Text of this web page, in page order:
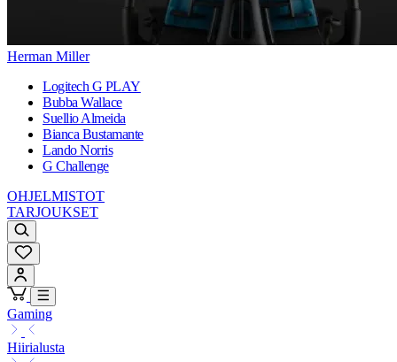
Herman Miller
Logitech G PLAY
Bubba Wallace
Suellio Almeida
Bianca Bustamante
Lando Norris
G Challenge
OHJELMISTOT
TARJOUKSET
Gaming
Hiirialusta